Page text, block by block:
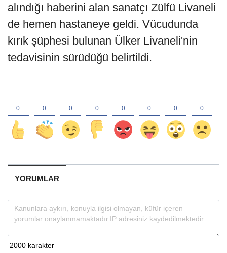
alındığı haberini alan sanatçı Zülfü Livaneli
de hemen hastaneye geldi. Vücudunda
kırık şüphesi bulunan Ülker Livaneli'nin
tedavisinin sürüdüğü belirtildi.
YORUMLAR